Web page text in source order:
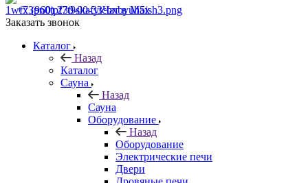
+7 (960) 230-00-33Чат в Max
Заказать звонок
Каталог
Назад
Каталог
Сауна
Назад
Сауна
Оборудование
Назад
Оборудование
Электрические печи
Двери